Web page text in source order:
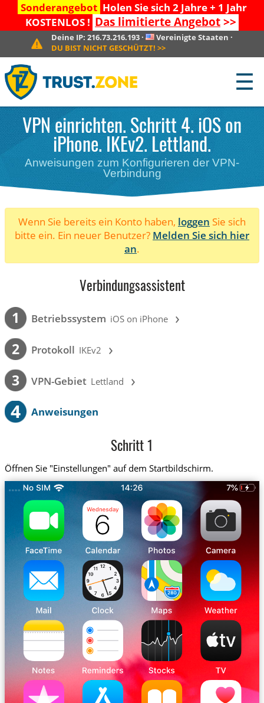
Sonderangebot Holen Sie sich 2 Jahre + 1 Jahr
KOSTENLOS ! Das limitierte Angebot>>
Deine IP: 216.73.216.193· Vereinigte Staaten ·
DU BIST NICHT GESCHÜTZT! >>
☰
VPN einrichten. Schritt 4. iOS on
iPhone. IKEv2. Lettland.
Anweisungen zum Konfigurieren der VPN-
Verbindung
Wenn Sie bereits ein Konto haben, loggen Sie sich
bitte ein. Ein neuer Benutzer? Melden Sie sich hier
an.
Verbindungsassistent
1 Betriebssystem iOS on iPhone ›
2 Protokoll IKEv2 ›
3 VPN-Gebiet Lettland ›
4 Anweisungen
Schritt 1
Öffnen Sie "Einstellungen" auf dem Startbildschirm.